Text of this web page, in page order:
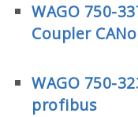
WAGO 750-
Coupler
WAGO 750-
profibus